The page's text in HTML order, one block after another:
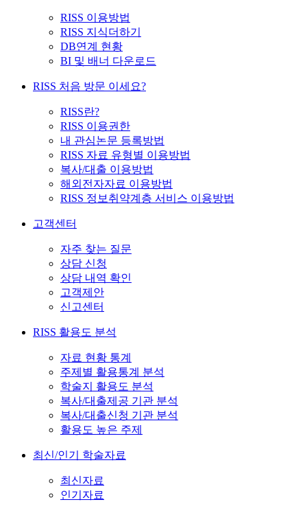
RISS 이용방법
RISS 지식더하기
DB연계 현황
BI 및 배너 다운로드
RISS 처음 방문 이세요?
RISS란?
RISS 이용권한
내 관심논문 등록방법
RISS 자료 유형별 이용방법
복사/대출 이용방법
해외전자자료 이용방법
RISS 정보취약계층 서비스 이용방법
고객센터
자주 찾는 질문
상담 신청
상담 내역 확인
고객제안
신고센터
RISS 활용도 분석
자료 현황 통계
주제별 활용통계 분석
학술지 활용도 분석
복사/대출제공 기관 분석
복사/대출신청 기관 분석
활용도 높은 주제
최신/인기 학술자료
최신자료
인기자료